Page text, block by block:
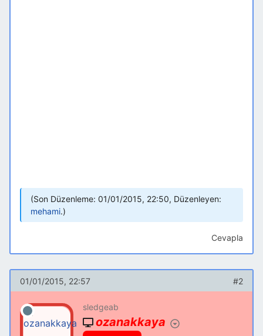
Son Düzenleme: 01/01/2015, 22:50, Düzenleyen:
mehami.
Cevapla
01/01/2015, 22:57 #2
sledgeab
ozanakkaya